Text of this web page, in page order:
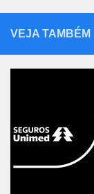
VEJA TAMBÉM